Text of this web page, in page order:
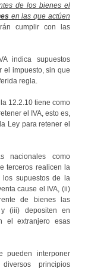
de los bienes el
en las que actúen
cumplir con las
indica supuestos
el impuesto, sin que
regla.
12.2.10 tiene como
el IVA, esto es,
Ley para retener el
nacionales como
terceros realicen la
supuestos de la
cause el IVA, (ii)
de bienes las
y (iii) depositen en
el extranjero esas
pueden interponer
principios